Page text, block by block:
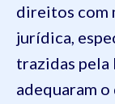
direitos com
jurídica,
trazidas
adequaram